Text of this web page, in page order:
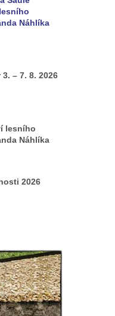
Náhlíka
– 7. 8. 2026
lesního
Náhlíka
2026